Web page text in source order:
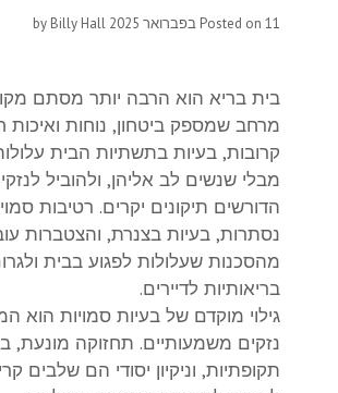
Posted on 11 בפברואר 2025 by
Billy Hall
בית בריא הוא הרבה יותר מסתם
מרחב שמספק ביטחון, נוחות ואיכות
קרובות, בעיות בתשתיות הבית
מבלי שנשים לב אליהן, ולהוביל
הדורשים תיקונים יקרים. רטיבות
נסתרות, בעיות בצנרת, והצטברות
מהסכנות שעלולות לפגוע בבית
בריאותיות לדיירים.
גילוי מוקדם של בעיות סמויות הוא
נזקים משמעותיים. תחזוקה מונעת,
תקופתיות, וניקיון יסודי הם שלבים